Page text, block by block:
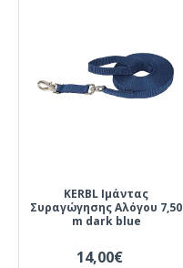
KERBL Ιμάντας
Συραγώγησης Αλόγου 7,50
m dark blue
14,00€